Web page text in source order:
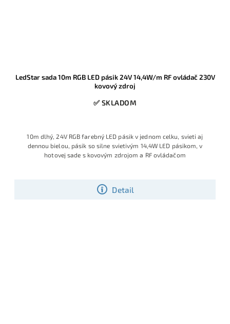
LedStar sada 10m RGB LED pásik 24V 14,4W/m RF ovládač 230V
kovový zdroj
✅ SKLADOM
Detail
10m dlhý, 24V RGB farebný LED pásik v jednom celku, svieti aj
dennou bielou, pásik so silne svietivým 14,4W LED pásikom, v
hotovej sade s kovovým zdrojom a RF ovládačom